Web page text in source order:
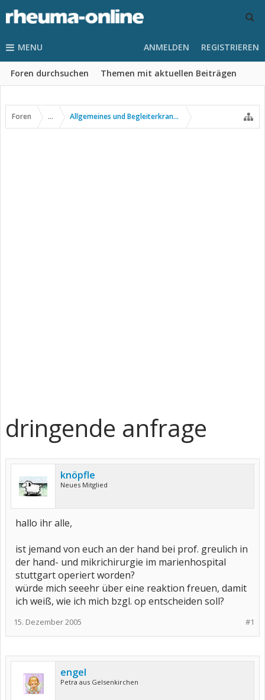
MENU
Foren durchsuchen Themen mit aktuellen Beiträgen
ANMELDEN REGISTRIEREN
Foren ... Allgemeines und Begleiterkrankungen
dringende anfrage
knöpfle
Neues Mitglied
hallo ihr alle,
ist jemand von euch an der hand bei prof. greulich in
der hand- und mikrichirurgie im marienhospital
stuttgart operiert worden?
würde mich seeehr über eine reaktion freuen, damit
ich weiß, wie ich mich bzgl. op entscheiden soll?
#1
15. Dezember 2005
engel
Petra aus Gelsenkirchen